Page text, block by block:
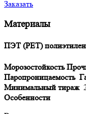
Заказать
Материалы
ПЭТ (PET) полиэтилен
Морозостойкость
Паропроницаемость
Минимальный тираж
Особенности